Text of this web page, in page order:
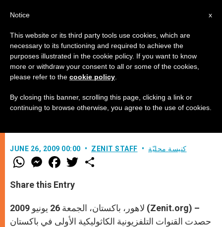
أولى القنوات التلفزيونية الكاثوليكية
في باكستان
JUNE 26, 2009 00:00 ZENIT STAFF كنيسة محليّة
W
h
t
s
p
p
M
e
s
e
e
r
F
a
e
b
o
k
w
r
Share this Entry
لاهور، باكستان، الجمعة 26 يونيو 2009 (Zenit.org) –
حصدت القنوات التلفزيونية الكاثوليكية الأولى في باكستان
x
Notice
This website or its third party tools use cookies, which are
necessary to its functioning and required to achieve the
purposes illustrated in the cookie policy. If you want to know
more or withdraw your consent to all or some of the cookies,
please refer to the cookie policy
By closing this banner, scrolling this page, clicking a link or
continuing to browse otherwise, you agree to the use of cookies.